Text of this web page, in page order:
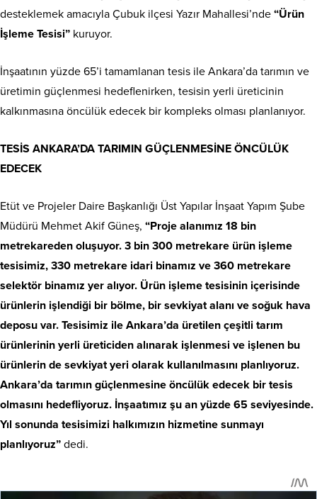
desteklemek amacıyla Çubuk ilçesi Yazır Mahallesi’nde “Ürün
İşleme Tesisi” kuruyor.
İnşaatının yüzde 65’i tamamlanan tesis ile Ankara’da tarımın ve
üretimin güçlenmesi hedeflenirken, tesisin yerli üreticinin
kalkınmasına öncülük edecek bir kompleks olması planlanıyor.
TESİS ANKARA’DA TARIMIN GÜÇLENMESİNE ÖNCÜLÜK
EDECEK
Etüt ve Projeler Daire Başkanlığı Üst Yapılar İnşaat Yapım Şube
Müdürü Mehmet Akif Güneş, “Proje alanımız 18 bin
metrekareden oluşuyor. 3 bin 300 metrekare ürün işleme
tesisimiz, 330 metrekare idari binamız ve 360 metrekare
selektör binamız yer alıyor. Ürün işleme tesisinin içerisinde
ürünlerin işlendiği bir bölme, bir sevkiyat alanı ve soğuk hava
deposu var. Tesisimiz ile Ankara’da üretilen çeşitli tarım
ürünlerinin yerli üreticiden alınarak işlenmesi ve işlenen bu
ürünlerin de sevkiyat yeri olarak kullanılmasını planlıyoruz.
Ankara’da tarımın güçlenmesine öncülük edecek bir tesis
olmasını hedefliyoruz. İnşaatımız şu an yüzde 65 seviyesinde.
Yıl sonunda tesisimizi halkımızın hizmetine sunmayı
planlıyoruz” dedi.